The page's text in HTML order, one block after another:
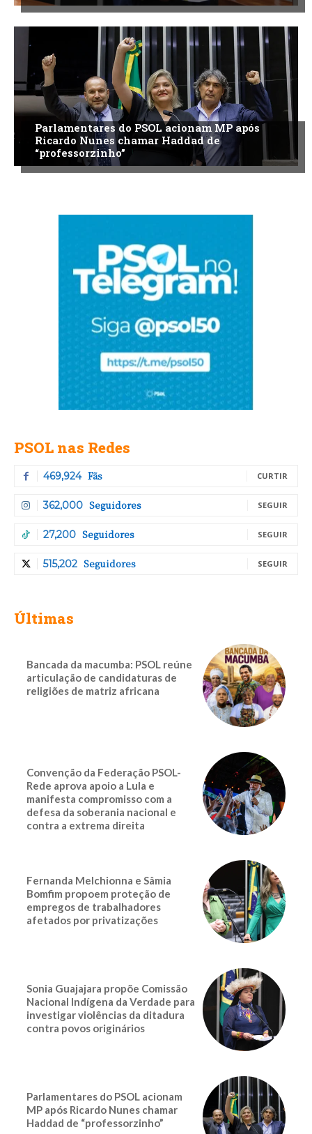
Parlamentares do PSOL acionam MP após
Ricardo Nunes chamar Haddad de
“professorzinho”
PSOL nas Redes
469,924 Fãs CURTIR
362,000 Seguidores SEGUIR
27,200 Seguidores SEGUIR
515,202 Seguidores SEGUIR
Últimas
Bancada da macumba: PSOL reúne
articulação de candidaturas de
religiões de matriz africana
Convenção da Federação PSOL-
Rede aprova apoio a Lula e
manifesta compromisso com a
defesa da soberania nacional e
contra a extrema direita
Fernanda Melchionna e Sâmia
Bomfim propoem proteção de
empregos de trabalhadores
afetados por privatizações
Sonia Guajajara propõe Comissão
Nacional Indígena da Verdade para
investigar violências da ditadura
contra povos originários
Parlamentares do PSOL acionam
MP após Ricardo Nunes chamar
Haddad de “professorzinho”